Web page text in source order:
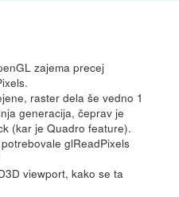
zajema precej
raster dela še vedno 1
generacija, čeprav je
(kar je Quadro feature).
glReadPixels
viewport, kako se ta